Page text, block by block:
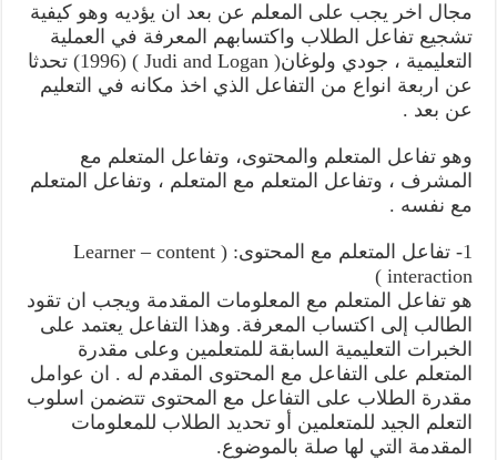
مجال اخر يجب على المعلم عن بعد ان يؤديه وهو كيفية
تشجيع تفاعل الطلاب واكتسابهم المعرفة في العملية
التعليمية ، جودي ولوغان( Judi and Logan ) (1996) تحدثا
عن اربعة انواع من التفاعل الذي اخذ مكانه في التعليم
عن بعد .
وهو تفاعل المتعلم والمحتوى، وتفاعل المتعلم مع
المشرف ، وتفاعل المتعلم مع المتعلم ، وتفاعل المتعلم
مع نفسه .
1- تفاعل المتعلم مع المحتوى: ( Learner – content
interaction )
هو تفاعل المتعلم مع المعلومات المقدمة ويجب ان تقود
الطالب إلى اكتساب المعرفة. وهذا التفاعل يعتمد على
الخبرات التعليمية السابقة للمتعلمين وعلى مقدرة
المتعلم على التفاعل مع المحتوى المقدم له . ان عوامل
مقدرة الطلاب على التفاعل مع المحتوى تتضمن اسلوب
التعلم الجيد للمتعلمين أو تحديد الطلاب للمعلومات
المقدمة التي لها صلة بالموضوع.